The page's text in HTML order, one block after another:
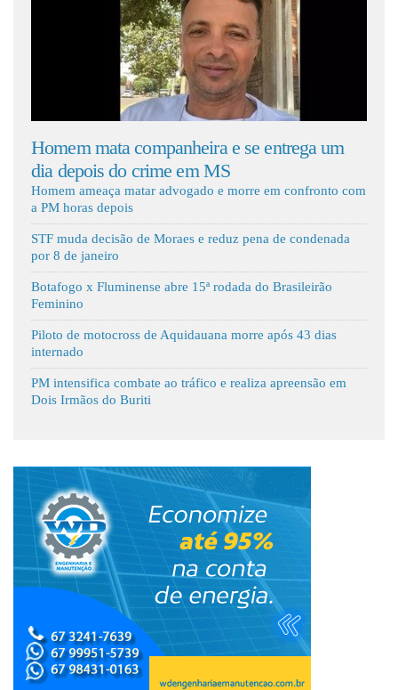
Homem mata companheira e se entrega um
dia depois do crime em MS
Homem ameaça matar advogado e morre em confronto com
a PM horas depois
STF muda decisão de Moraes e reduz pena de condenada
por 8 de janeiro
Botafogo x Fluminense abre 15ª rodada do Brasileirão
Feminino
Piloto de motocross de Aquidauana morre após 43 dias
internado
PM intensifica combate ao tráfico e realiza apreensão em
Dois Irmãos do Buriti